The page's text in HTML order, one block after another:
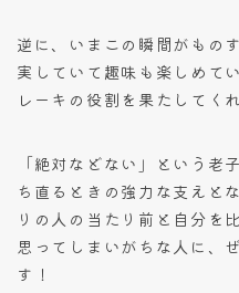
逆に、いまこの瞬間がもの
実していて趣味も楽しめ
レーキの役割を果たしてくれ
「絶対などない」という老
ち直るときの強力な支えと
りの人の当たり前と自分
思ってしまいがちな人に、
す！